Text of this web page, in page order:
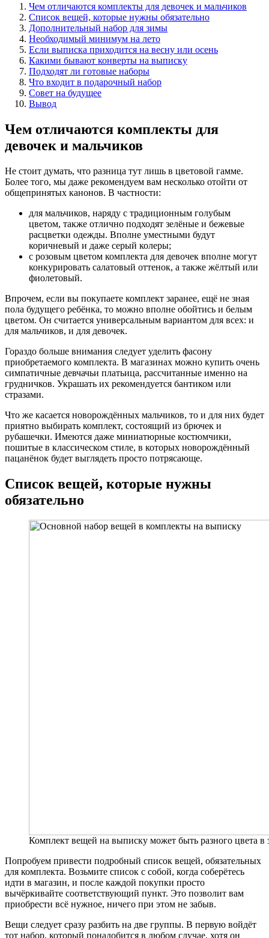
Чем отличаются комплекты для девочек и мальчиков
Список вещей, которые нужны обязательно
Дополнительный набор для зимы
Необходимый минимум на лето
Если выписка приходится на весну или осень
Какими бывают конверты на выписку
Подходят ли готовые наборы
Что входит в подарочный набор
Совет на будущее
Вывод
Чем отличаются комплекты для
девочек и мальчиков
Не стоит думать, что разница тут лишь в цветовой гамме.
Более того, мы даже рекомендуем вам несколько отойти от
общепринятых канонов. В частности:
для мальчиков, наряду с традиционным голубым
цветом, также отлично подходят зелёные и бежевые
расцветки одежды. Вполне уместными будут
коричневый и даже серый колеры;
с розовым цветом комплекта для девочек вполне могут
конкурировать салатовый оттенок, а также жёлтый или
фиолетовый.
Впрочем, если вы покупаете комплект заранее, ещё не зная
пола будущего ребёнка, то можно вполне обойтись и белым
цветом. Он считается универсальным вариантом для всех: и
для мальчиков, и для девочек.
Гораздо больше внимания следует уделить фасону
приобретаемого комплекта. В магазинах можно купить очень
симпатичные девчачьи платьица, рассчитанные именно на
грудничков. Украшать их рекомендуется бантиком или
стразами.
Что же касается новорождённых мальчиков, то и для них будет
приятно выбирать комплект, состоящий из брючек и
рубашечки. Имеются даже миниатюрные костюмчики,
пошитые в классическом стиле, в которых новорождённый
пацанёнок будет выглядеть просто потрясающе.
Список вещей, которые нужны
обязательно
Комплект вещей на выписку может быть разного цвета в
Попробуем привести подробный список вещей, обязательных
для комплекта. Возьмите список с собой, когда соберётесь
идти в магазин, и после каждой покупки просто
вычёркивайте соответствующий пункт. Это позволит вам
приобрести всё нужное, ничего при этом не забыв.
Вещи следует сразу разбить на две группы. В первую войдёт
тот набор, который понадобится в любом случае, хотя он